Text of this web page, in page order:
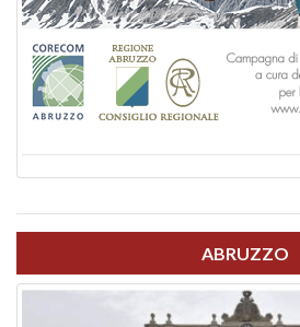
ABRUZZO